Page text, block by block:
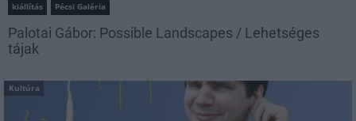
kiállítás Pécsi Galéria
Palotai Gábor: Possible Landscapes / Lehetséges
tájak
Kultúra